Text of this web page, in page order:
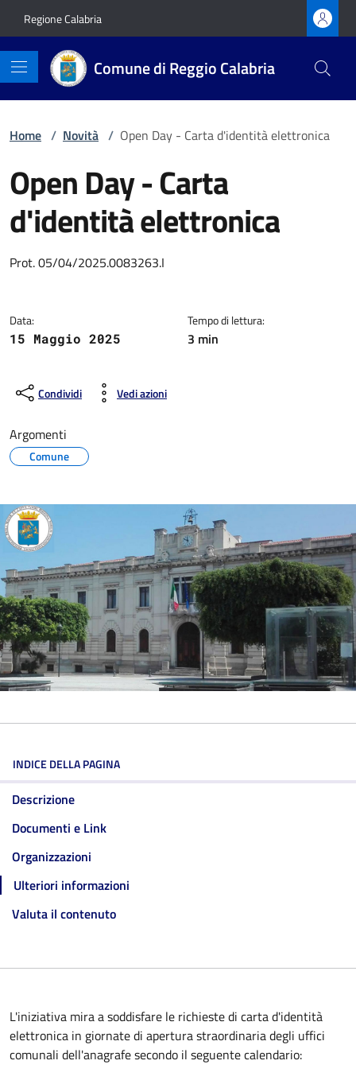
Regione Calabria
Comune di Reggio Calabria
Home / Novità / Open Day - Carta d'identità elettronica
Open Day - Carta
d'identità elettronica
Dettagli della notizia
Prot. 05/04/2025.0083263.I
Data:
15 Maggio 2025
Tempo di lettura:
3 min
Condividi Vedi azioni
Argomenti
Comune
INDICE DELLA PAGINA
Descrizione
Documenti e Link
Organizzazioni
Ulteriori informazioni
Valuta il contenuto
L'iniziativa mira a soddisfare le richieste di carta d'identità
elettronica in giornate di apertura straordinaria degli uffici
comunali dell'anagrafe secondo il seguente calendario: